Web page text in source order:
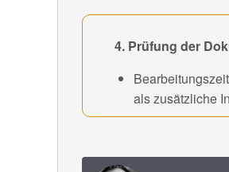
4. Prüfung der
als zusätzliche